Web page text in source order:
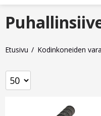
Etusivu Kodinkoneiden